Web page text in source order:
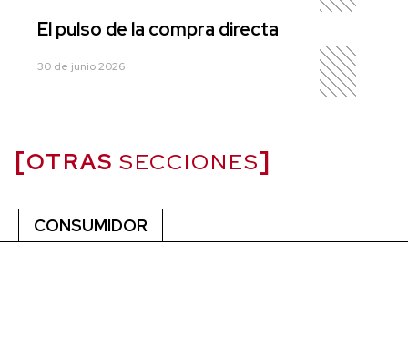
El pulso de la compra directa
30 de junio 2026
OTRAS SECCIONES
CONSUMIDOR